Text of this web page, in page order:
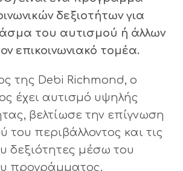
δεξιοτήτων για
του αυτισμού ή άλλων
επικοινωνιακό τομέα.
της Debi Richmond, ο
έχει αυτισμό υψηλής
βελτίωσε την επίγνωση
του περιβάλλοντος και τις
δεξιότητες μέσω του
προγράμματος.